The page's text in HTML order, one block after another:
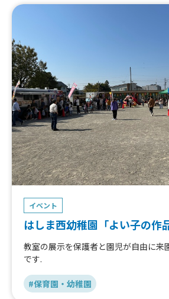
イベント
はしま西幼稚園「よい子の作
教室の展示を保護者と園児が自由に来
です.
#保育園・幼稚園